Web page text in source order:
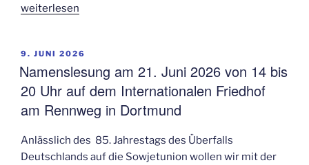
„Namenslesung
Juni
2026
auf
dem
Friedhof
am
weiterlesen
VERÖFFENTLICHT
AM
9. JUNI 2026
Namenslesung am 21. Juni 2026 von 14 bis
20 Uhr auf dem Internationalen Friedhof
am Rennweg in Dortmund
Anlässlich des 85. Jahrestags des Überfalls
Deutschlands auf die Sowjetunion wollen wir mit der